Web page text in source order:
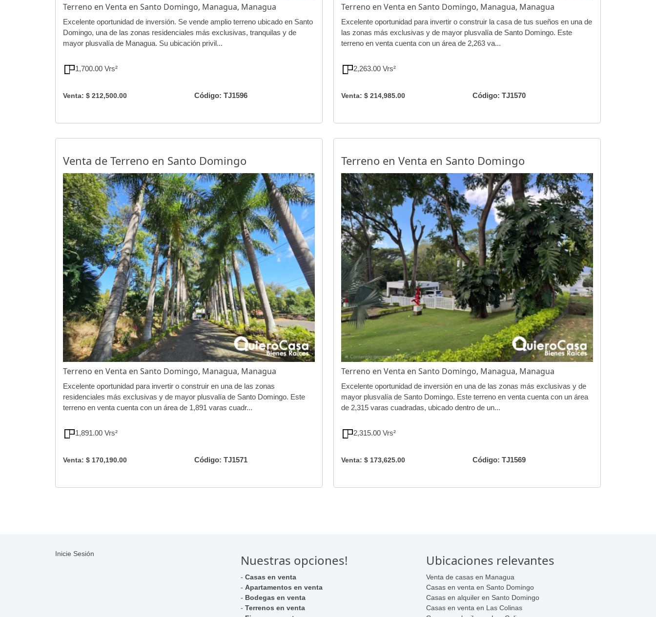
Terreno en Venta en Santo Domingo, Managua, Managua
Excelente oportunidad de inversión. Se vende amplio terreno ubicado en Santo
Domingo, una de las zonas residenciales más exclusivas, tranquilas y de
mayor plusvalía de Managua. Su ubicación privil...
1,700.00 Vrs²
Venta: $ 212,500.00 Código: TJ1596
Terreno en Venta en Santo Domingo, Managua, Managua
Excelente oportunidad para invertir o construir la casa de tus sueños en una de
las zonas más exclusivas y de mayor plusvalía de Santo Domingo. Este
terreno en venta cuenta con un área de 2,263 va...
2,263.00 Vrs²
Venta: $ 214,985.00 Código: TJ1570
Venta de Terreno en Santo Domingo
Terreno en Venta en Santo Domingo, Managua, Managua
Excelente oportunidad para invertir o construir en una de las zonas
residenciales más exclusivas y de mayor plusvalía de Santo Domingo. Este
terreno en venta cuenta con un área de 1,891 varas cuadr...
1,891.00 Vrs²
Venta: $ 170,190.00 Código: TJ1571
Terreno en Venta en Santo Domingo
Terreno en Venta en Santo Domingo, Managua, Managua
Excelente oportunidad de inversión en una de las zonas más exclusivas y de
mayor plusvalía de Santo Domingo. Este terreno en venta cuenta con un área
de 2,315 varas cuadradas, ubicado dentro de un...
2,315.00 Vrs²
Venta: $ 173,625.00 Código: TJ1569
Inicie Sesión Nuestras opciones!
-Casas en venta
-Apartamentos en venta
- Bodegas en venta
-Terrenos en venta
Ubicaciones relevantes
Venta de casas en Managua
Casas en venta en Santo Domingo
Casas en alquiler en Santo Domingo
Casas en venta en Las Colinas